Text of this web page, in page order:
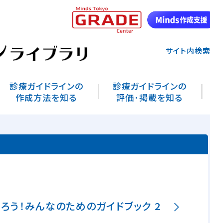
う！みんなのためのガイドブック 2
診療ガイドラインの
作成方法を知る
診療ガイドラインの
評価･掲載を知る
サイト内検索